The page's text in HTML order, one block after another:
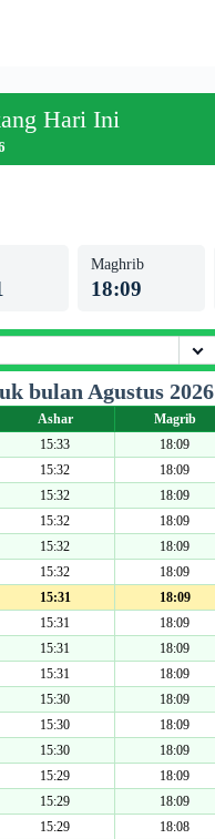
Hari Ini
Maghrib
18:09
bulan Agustus 2026
Ashar Magrib
15:33 18:09
15:32 18:09
15:32 18:09
15:32 18:09
15:32 18:09
15:32 18:09
15:31 18:09
15:31 18:09
15:31 18:09
15:31 18:09
15:30 18:09
15:30 18:09
15:30 18:09
15:29 18:09
15:29 18:09
15:29 18:08